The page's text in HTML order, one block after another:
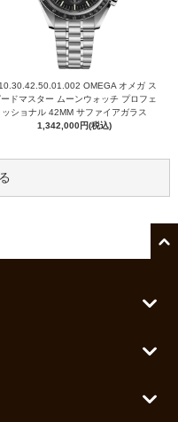
OMEGA オメガ ス
ードマスター ムーンウォッチ プロフェ
ッショナル 42MM サファイアガラス
1,342,000円(税込)